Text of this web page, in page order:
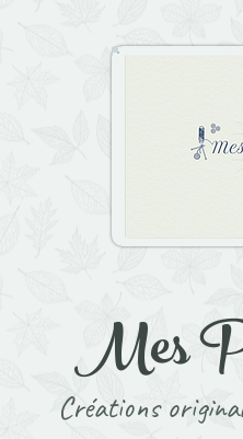
Mes
Créations